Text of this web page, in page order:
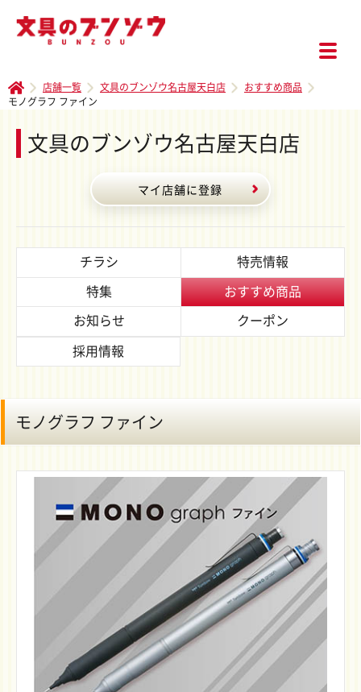
店舗一覧 文具のブンゾウ名古屋天白店
おすすめ商品
モノグラフ ファイン
文具のブンゾウ名古屋天白店
マイ店舗に登録
チラシ
特売情報
特集
おすすめ商品
お知らせ
クーポン
採用情報
モノグラフ ファイン